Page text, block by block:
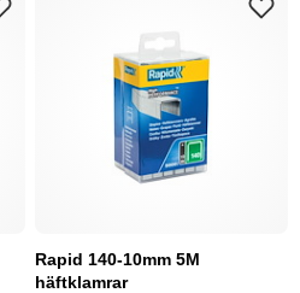
Rapid 140-10mm 5M
häftklamrar